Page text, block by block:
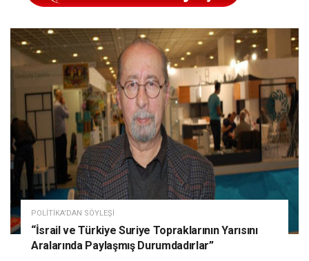
POLITIKA'DAN SÖYLEŞI
“İsrail ve Türkiye Suriye Topraklarının Yarısını
Aralarında Paylaşmış Durumdadırlar”